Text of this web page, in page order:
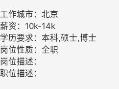
工作城市：北京
薪资：10k-14k
学历要求：本科,硕士,博士
岗位性质：全职
岗位描述：
职位描述：